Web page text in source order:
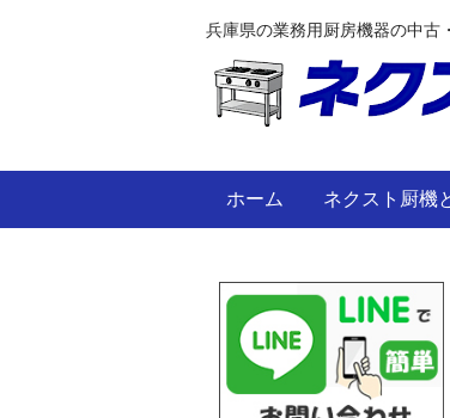
兵庫県の業務用厨房機器の中古
ホーム ネクスト厨機